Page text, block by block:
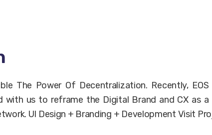
The Power Of Decentralization. Recently,
with us to reframe the Digital Brand and CX as
UI Design + Branding + Development Visit